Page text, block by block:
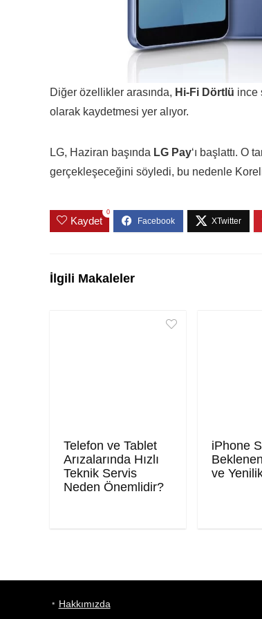
Diğer özellikler arasında, Hi-Fi Dörtlü ince
olarak kaydetmesi yer alıyor.
LG, Haziran başında LG Pay‘ı başlattı. O
gerçekleşeceğini söyledi, bu nedenle
Kaydet
0
İlgili Makaleler
Telefon ve Tablet
Arızalarında Hızlı
Teknik Servis
Neden Önemlidir?
iPhone
ve
Hakkımızda